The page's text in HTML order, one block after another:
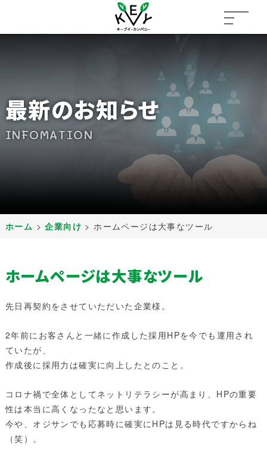
最新のお知らせ
INFOMATION
ホーム >企業向け >ホームページは大事なツール
ホームページは大事なツール
先日再契約をさせていただいた企業様。
2年前にお客さんと一緒に作成した採用HPを今でも運用され
ていたが、
作成後に採用力は確実に向上したとのこと。
コロナ禍で全体としてネットリテラシーが高まり、HPの重要
性は本当に高くなったなと思います。
今や、オジサンでも応募時に確実にHPは見る時代ですからね
（笑）。